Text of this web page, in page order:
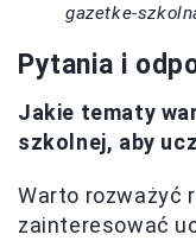
gazetke-
Pytania i
Jakie tematy
szkolnej, aby
Warto rozważyć
zainteresować